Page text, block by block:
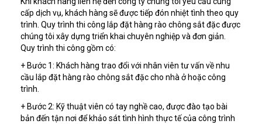
cấp dịch vụ, khách hàng sẽ được tiếp đón nhiệt tình theo quy
trình. Quy trình thi công lắp đặt hàng rào chông sắt đặc được
chúng tôi xây dựng triển khai chuyên nghiệp và đơn giản.
Quy trình thi công gồm có:
+ Bước 1: Khách hàng trao đổi với nhân viên tư vấn về nhu
cầu lắp đặt hàng rào chông sắt đặc cho nhà ở hoặc công
trình.
+ Bước 2: Kỹ thuật viên có tay nghề cao, được đào tạo bài
bản đến tận nơi để khảo sát tình hình thực tế của công trình